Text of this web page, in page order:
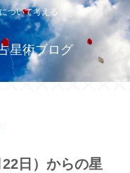
ついて考える
星術ブログ
日）からの星